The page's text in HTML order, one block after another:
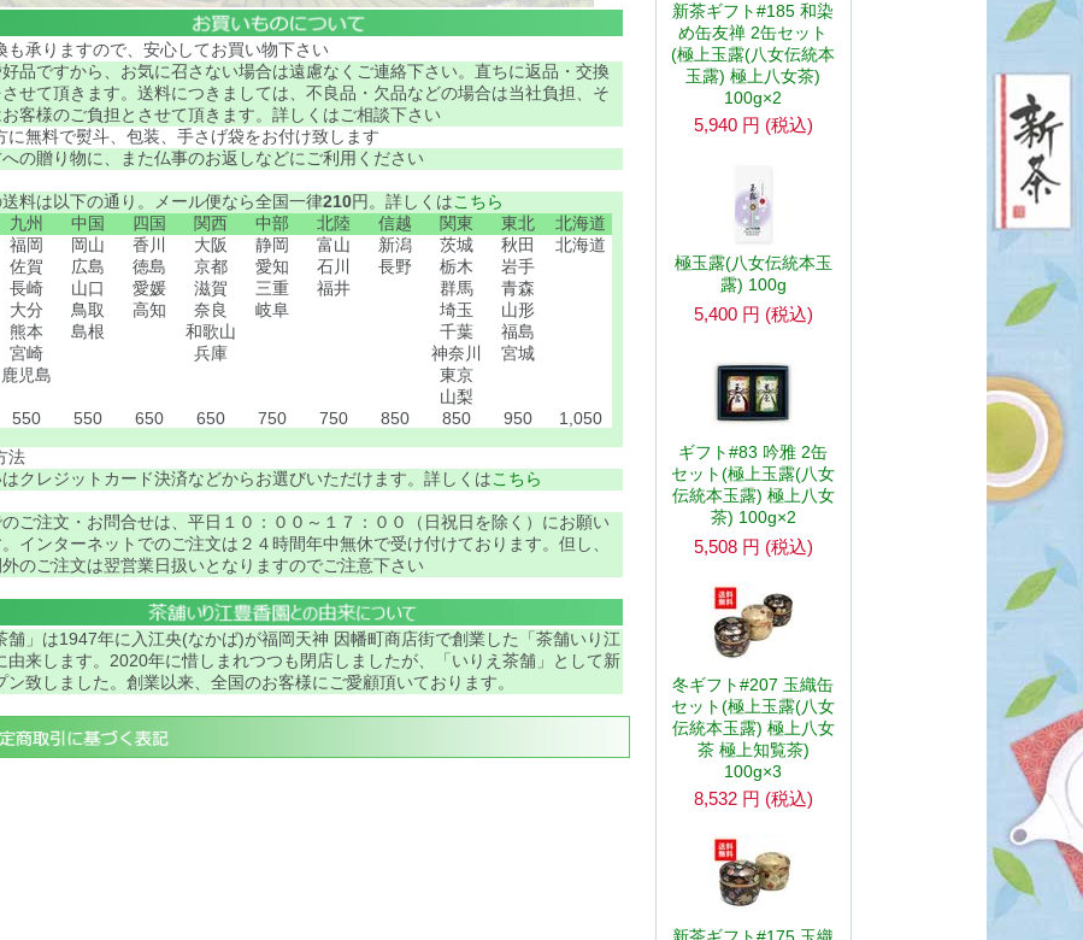
も承りますので、安心してお買い物下さい
品ですから、お気に召さない場合は遠慮なくご連絡下さい。直ちに返品・交換
せて頂きます。送料につきましては、不良品・欠品などの場合は当社負担、そ
客様のご負担とさせて頂きます。詳しくはご相談下さい
に無料で熨斗、包装、手さげ袋をお付け致します
の贈り物に、また仏事のお返しなどにご利用ください
料は以下の通り。メール便なら全国一律210円。詳しくはこちら
九州 中国 四国 関西 中部 北陸 信越 関東 東北
北海道
福岡
佐賀
長崎
大分
熊本
宮崎
鹿児島
岡山
広島
山口
鳥取
島根
香川
徳島
愛媛
高知
大阪
京都
滋賀
奈良
和歌山
兵庫
静岡
愛知
三重
岐阜
富山
石川
福井
新潟
長野
茨城
栃木
群馬
埼玉
千葉
神奈川
東京
山梨
秋田
岩手
青森
山形
福島
宮城
北海道
550 550 650 650 750 750 850 850 950
1,050
法
クレジットカード決済などからお選びいただけます。詳しくはこちら
ご注文・お問合せは、平日１０：００～１７：００（日祝日を除く）にお願い
インターネットでのご注文は２４時間年中無休で受け付けております。但し、
のご注文は翌営業日扱いとなりますのでご注意下さい
舗」は1947年に入江央(なかば)が福岡天神 因幡町商店街で創業した「茶舗いり江
由来します。2020年に惜しまれつつも閉店しましたが、「いりえ茶舗」として新
ン致しました。創業以来、全国のお客様にご愛顧頂いております。
新茶ギフト#185 和染
め缶友禅 2缶セット
(極上玉露(八女伝統本
玉露) 極上八女茶)
100g×2
5,940 円 (税込)
極玉露(八女伝統本玉
露) 100g
5,400 円 (税込)
ギフト#83 吟雅 2缶
セット(極上玉露(八女
伝統本玉露) 極上八女
茶) 100g×2
5,508 円 (税込)
冬ギフト#207 玉織缶
セット(極上玉露(八女
伝統本玉露) 極上八女
茶 極上知覧茶)
100g×3
8,532 円 (税込)